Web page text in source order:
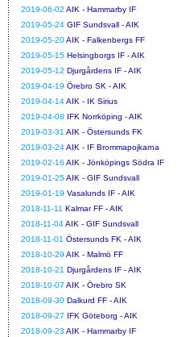
2019-06-02 AIK - Hammarby IF
2019-05-24 GIF Sundsvall - AIK
2019-05-20AIK - Falkenbergs FF
2019-05-15 Helsingborgs IF - AIK
2019-05-12 Djurgårdens IF - AIK
2019-04-19 Örebro SK - AIK
2019-04-14AIK - IK Sirius
2019-04-08 IFK Norrköping - AIK
2019-03-31 AIK - Östersunds FK
2019-03-24AIK - IF Brommapojkarna
2019-02-16 AIK - Jönköpings Södra IF
2019-01-25AIK - GIF Sundsvall
2019-01-19 Vasalunds IF - AIK
2018-11-11 Kalmar FF - AIK
2018-11-04AIK - GIF Sundsvall
2018-11-01 Östersunds FK - AIK
2018-10-29 AIK - Malmö FF
2018-10-21 Djurgårdens IF - AIK
2018-10-07 AIK - Örebro SK
2018-09-30 Dalkurd FF - AIK
2018-09-27 IFK Göteborg - AIK
2018-09-23 AIK - Hammarby IF